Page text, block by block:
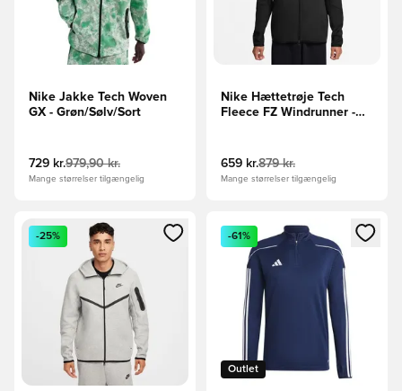
Nike Jakke Tech Woven
GX - Grøn/Sølv/Sort
729 kr.979,90 kr.
Mange størrelser tilgængelig
Nike Hættetrøje Tech
Fleece FZ Windrunner -
659 kr.879 kr.
Mange størrelser tilgængelig
Åbner en Modal til at logge ind eller tilmelde dig som
-25%
Åbner en Modal til at logge
Outlet
-61%